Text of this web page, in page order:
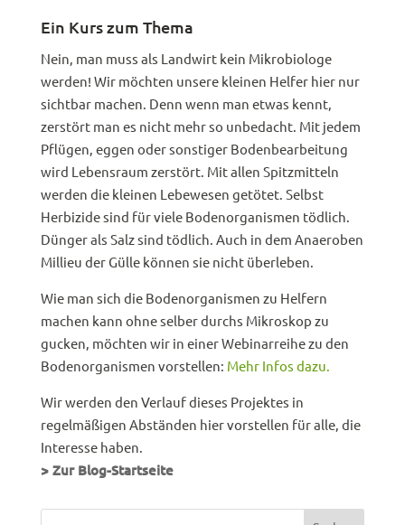
Ein Kurs zum Thema
Nein, man muss als Landwirt kein Mikrobiologe
werden! Wir möchten unsere kleinen Helfer hier nur
sichtbar machen. Denn wenn man etwas kennt,
zerstört man es nicht mehr so unbedacht. Mit jedem
Pflügen, eggen oder sonstiger Bodenbearbeitung
wird Lebensraum zerstört. Mit allen Spitzmitteln
werden die kleinen Lebewesen getötet. Selbst
Herbizide sind für viele Bodenorganismen tödlich.
Dünger als Salz sind tödlich. Auch in dem Anaeroben
Millieu der Gülle können sie nicht überleben.
Wie man sich die Bodenorganismen zu Helfern
machen kann ohne selber durchs Mikroskop zu
gucken, möchten wir in einer Webinarreihe zu den
Bodenorganismen vorstellen: Mehr Infos dazu.
Wir werden den Verlauf dieses Projektes in
regelmäßigen Abständen hier vorstellen für alle, die
Interesse haben.
> Zur Blog-Startseite